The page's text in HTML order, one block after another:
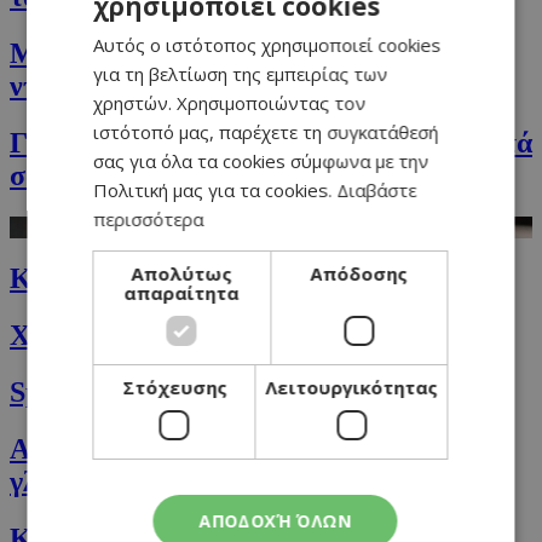
Μακαρόνια πέννε με πικάντικη σος
ντομάτα
Γιγάντιο cookie σοκολάτας με χρωματιστά
σοκολατάκια
Κρεμώδης μακαρονάδα με σπανάκι
Χαλβάς με πορτοκάλι και φιστίκια
Spiced cake με αχλάδια και αμύγδαλα
Αβοκάντο brunch μπολ με αβγά και
γλυκούς πικάντικους σπόρους
ENGLISH
Αυτός ο ιστότοπος χρησιμοποιεί cookies
για τη βελτίωση της εμπειρίας των
χρηστών. Χρησιμοποιώντας τον
ιστότοπό μας, παρέχετε τη συγκατάθεσή
σας για όλα τα cookies σύμφωνα με την
Πολιτική μας για τα cookies. Διαβάστε
περισσότερα
Απολύτως
απαραίτητα
Απόδοσης
Στόχευσης Λειτουργικότητας
ΑΠΟΔΟΧΉ ΌΛΩΝ